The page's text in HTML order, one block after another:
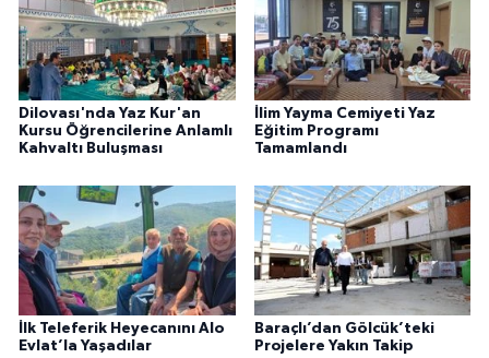
Dilovası'nda Yaz Kur'an
Kursu Öğrencilerine Anlamlı
Kahvaltı Buluşması
İlim Yayma Cemiyeti Yaz
Eğitim Programı
Tamamlandı
İlk Teleferik Heyecanını Alo
Evlat’la Yaşadılar
Baraçlı’dan Gölcük’teki
Projelere Yakın Takip